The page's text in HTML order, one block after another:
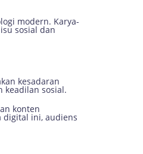
modern. Karya-
sosial dan
kesadaran
keadilan sosial.
konten
digital ini, audiens